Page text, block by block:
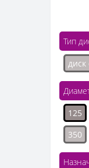
Тип
125
350